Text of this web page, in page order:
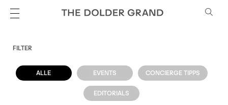
FILTER
ALLE EVENTS CONCIERGE TIPPS
EDITORIALS